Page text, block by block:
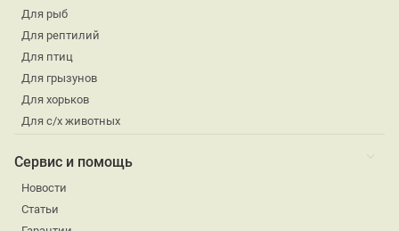
Для рыб
Для рептилий
Для птиц
Для грызунов
Для хорьков
Для с/х животных
Сервис и помощь
Новости
Статьи